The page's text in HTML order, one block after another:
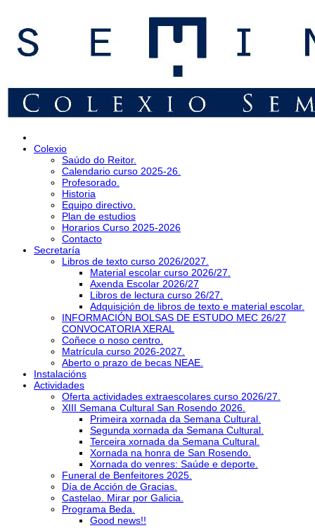
Colexio
Saúdo do Reitor.
Calendario curso 2025-26.
Profesorado.
Historia
Equipo directivo.
Plan de estudios
Horarios Curso 2025-2026
Contacto
Secretaría
Libros de texto curso 2026/2027.
Material escolar curso 2026/27.
Axenda Escolar 2026/27
Libros de lectura curso 26/27.
Adquisición de libros de texto e material escolar.
INFORMACIÓN BOLSAS DE ESTUDO MEC 26/27
CONVOCATORIA XERAL
Coñece o noso centro.
Matrícula curso 2026-2027.
Aberto o prazo de becas NEAE.
Instalacións
Actividades
Oferta actividades extraescolares curso 2026/27.
XIII Semana Cultural San Rosendo 2026.
Primeira xornada da Semana Cultural.
Segunda xornada da Semana Cultural.
Terceira xornada da Semana Cultural.
Xornada na honra de San Rosendo.
Xornada do venres: Saúde e deporte.
Funeral de Benfeitores 2025.
Día de Acción de Gracias.
Castelao. Mirar por Galicia.
Programa Beda.
Good news!!